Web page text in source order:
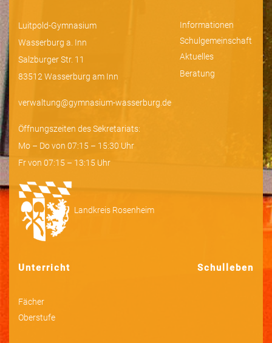
Luitpold-Gymnasium
Wasserburg a. Inn
Salzburger Str. 11
83512 Wasserburg am Inn
verwaltung@gymnasium-wasserburg.de
Öffnungszeiten des Sekretariats:
Mo – Do von 07:15 – 15:30 Uhr
Fr von 07:15 – 13:15 Uhr
Landkreis Rosenheim
Informationen
Schulgemeinschaft
Aktuelles
Beratung
Unterricht
Fächer
Oberstufe
Schulleben